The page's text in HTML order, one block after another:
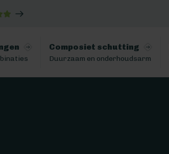
Composiet schutting
Duurzaam en onderhoudsarm